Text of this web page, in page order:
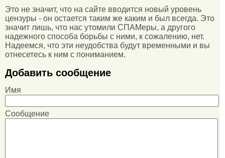
Это не значит, что на сайте вводится новый уровень
цензуры - он остается таким же каким и был всегда. Это
значит лишь, что нас утомили СПАМеры, а другого
надежного способа борьбы с ними, к сожалению, нет.
Надеемся, что эти неудобства будут временными и вы
отнесетесь к ним с пониманием.
Добавить сообщение
Имя
Сообщение